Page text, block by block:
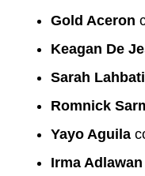
Gold Aceron
Keagan De
Sarah Lahbati
Romnick
Yayo Aguila
Irma Adlawan